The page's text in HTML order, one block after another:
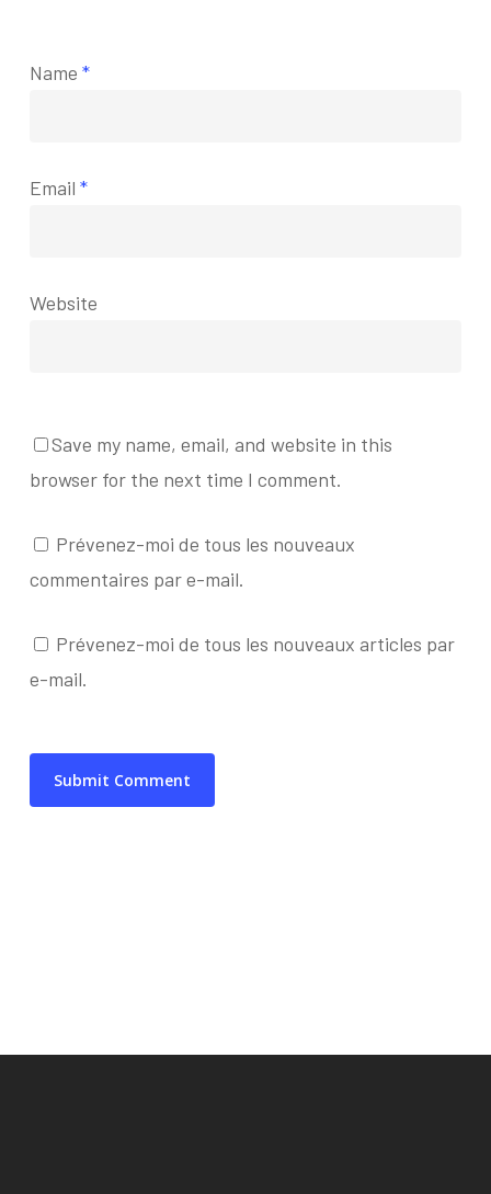
Name *
Email *
Website
Save my name, email, and website in this
browser for the next time I comment.
Prévenez-moi de tous les nouveaux
commentaires par e-mail.
Prévenez-moi de tous les nouveaux articles par
e-mail.